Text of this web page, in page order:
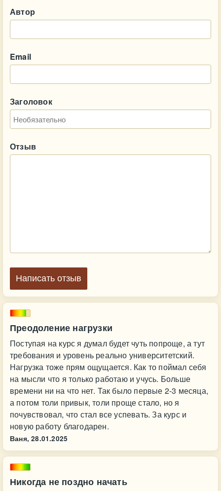
Преодоление нагрузки
Поступая на курс я думал будет чуть попроще, а тут
требования и уровень реально университетский.
Нагрузка тоже прям ощущается. Как то поймал себя
на мысли что я только работаю и учусь. Больше
времени ни на что нет. Так было первые 2-3 месяца,
а потом толи привык, толи проще стало, но я
почувствовал, что стал все успевать. За курс и
новую работу благодарен.
Ваня, 28.01.2025
Никогда не поздно начать
Автор
Email
Заголовок
Отзыв
Написать отзыв